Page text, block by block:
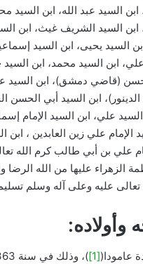
السيد عبد الله، ابن السيد
ابن السيد الشريف غيث، ابن
السيد يحيى، ابن السيد
علي، ابن السيد محمد، ابن
(قاضي دمشق)، ابن
ابن السيد أبي
علي، ابن السيد الإمام
الإمام علي زين العابدين ،
علي بن أبي طالب كرم الله
الزهراء عليها من الله
عليه وعلى آله وسلم
وأولاده:
عامودا([1]